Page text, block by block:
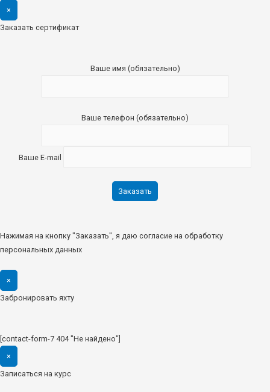
×
Заказать сертификат
Ваше имя (обязательно)
Ваше телефон (обязательно)
Ваше E-mail
Нажимая на кнопку "Заказать", я даю согласие на обработку
персональных данных
×
Забронировать яхту
[contact-form-7 404 "Не найдено"]
×
Записаться на курс